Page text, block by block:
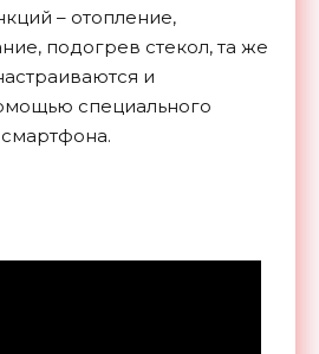
– отопление,
подогрев стекол, та же
и
специального